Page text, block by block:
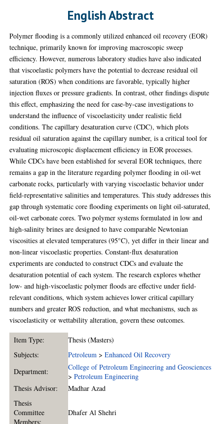
English Abstract
Polymer flooding is a commonly utilized enhanced oil recovery (EOR)
technique, primarily known for improving macroscopic sweep
efficiency. However, numerous laboratory studies have also indicated
that viscoelastic polymers have the potential to decrease residual oil
saturation (ROS) when conditions are favorable, typically higher
injection fluxes or pressure gradients. In contrast, other findings dispute
this effect, emphasizing the need for case-by-case investigations to
understand the influence of viscoelasticity under realistic field
conditions. The capillary desaturation curve (CDC), which plots
residual oil saturation against the capillary number, is a critical tool for
evaluating microscopic displacement efficiency in EOR processes.
While CDCs have been established for several EOR techniques, there
remains a gap in the literature regarding polymer flooding in oil-wet
carbonate rocks, particularly with varying viscoelastic behavior under
field-representative salinities and temperatures. This study addresses this
gap through systematic core flooding experiments on light oil-saturated,
oil-wet carbonate cores. Two polymer systems formulated in low and
high-salinity brines are designed to have comparable Newtonian
viscosities at elevated temperatures (95°C), yet differ in their linear and
non-linear viscoelastic properties. Constant-flux desaturation
experiments are conducted to construct CDCs and evaluate the
desaturation potential of each system. The research explores whether
low- and high-viscoelastic polymer floods are effective under field-
relevant conditions, which system achieves lower critical capillary
numbers and greater ROS reduction, and what mechanisms, such as
viscoelasticity or wettability alteration, govern these outcomes.
Item Type:
Thesis (Masters)
Subjects:
Petroleum >Enhanced Oil Recovery
Department:
College of Petroleum Engineering and Geosciences
>Petroleum Engineering
Thesis Advisor:
Madhar Azad
Thesis
Committee
Members:
Dhafer Al Shehri